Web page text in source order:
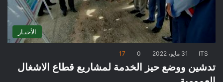
الأخبـار
ITS 31 مايو، 2022 0
17
تدشين ووضع حيز الخدمة لمشاريع قطاع الاشغال